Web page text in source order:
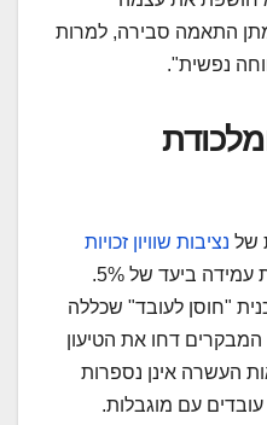
התאמה סבירה, למרות
נפשית".
של נציבות שוויון זכויות
לבדיקת עמידה ביעד של 5%.
"חוסן לעובד" שכללה
המבקרים דחו את הטיעון
העשרה אינן נספרות
עם מוגבלות.